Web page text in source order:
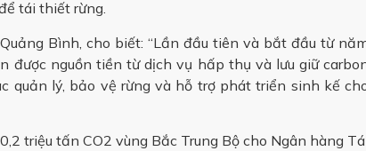
tái thiết rừng.
Bình, cho biết: “Lần đầu tiên và bắt đầu từ
được nguồn tiền từ dịch vụ hấp thụ và lưu giữ
quản lý, bảo vệ rừng và hỗ trợ phát triển sinh kế
triệu tấn CO2 vùng Bắc Trung Bộ cho Ngân hàng